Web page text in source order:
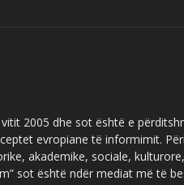
2005 dhe sot është e
evropiane të informimit.
akademike, sociale,
sot është ndër mediat më të